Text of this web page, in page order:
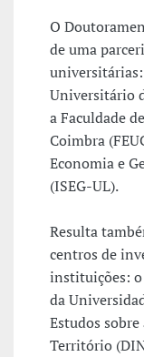
O
de uma
Universitário
a Faculdade
Coimbra
Economia e
(ISEG-UL).
Resulta
centros de
instituições: o
da
Estudos
Território